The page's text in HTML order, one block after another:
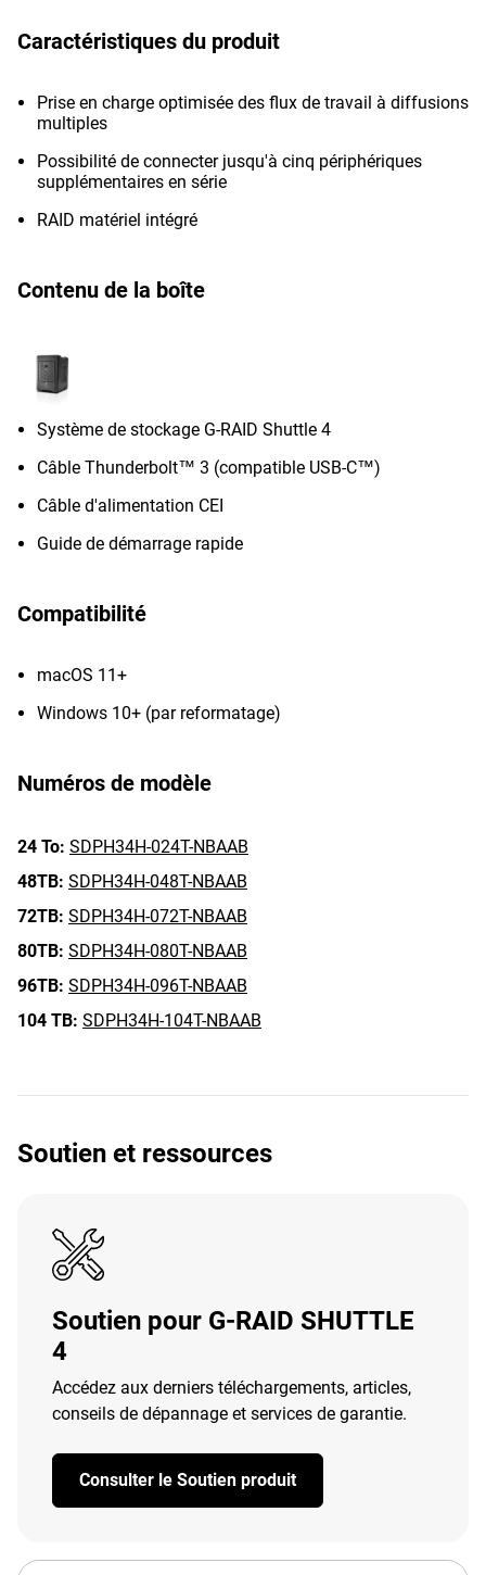
Caractéristiques du produit
Prise en charge optimisée des flux de travail à diffusions
multiples
Possibilité de connecter jusqu'à cinq périphériques
supplémentaires en série
RAID matériel intégré
Contenu de la boîte
Système de stockage G-RAID Shuttle 4
Câble Thunderbolt™ 3 (compatible USB-C™)
Câble d'alimentation CEI
Guide de démarrage rapide
Compatibilité
macOS 11+
Windows 10+ (par reformatage)
Numéros de modèle
24 To: SDPH34H-024T-NBAAB
48TB: SDPH34H-048T-NBAAB
72TB: SDPH34H-072T-NBAAB
80TB: SDPH34H-080T-NBAAB
96TB: SDPH34H-096T-NBAAB
104 TB: SDPH34H-104T-NBAAB
Soutien et ressources
Soutien pour G-RAID SHUTTLE
4
Accédez aux derniers téléchargements, articles,
conseils de dépannage et services de garantie.
Consulter le Soutien produit